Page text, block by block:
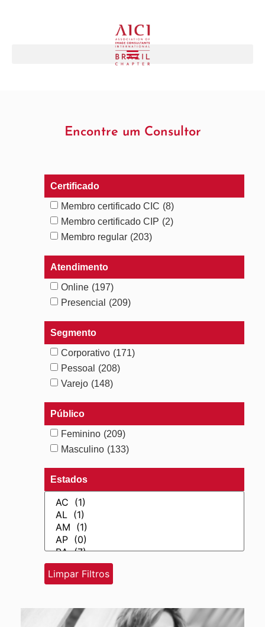
Encontre um Consultor
Certificado
Membro certificado CIC (8)
Membro certificado CIP (2)
Membro regular (203)
Atendimento
Online (197)
Presencial
(209)
Segmento
Corporativo (171)
Pessoal
(208)
Varejo (148)
Público
Feminino (209)
Masculino (133)
Estados